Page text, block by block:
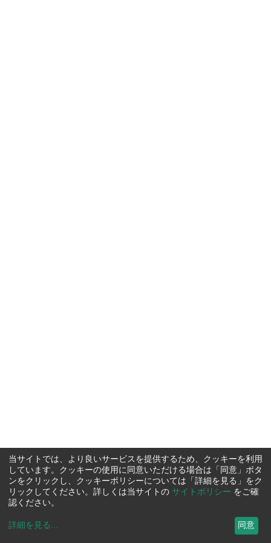
当サイトでは、より良いサービスを提供するため、クッキーを利用
しています。クッキーの使用に同意いただける場合は「同意」ボタ
ンをクリックし、クッキーポリシーについては「詳細を見る」をク
リックしてください。詳しくは当サイトの サイトポリシー をご確
認ください。
詳細を見る ... 同意